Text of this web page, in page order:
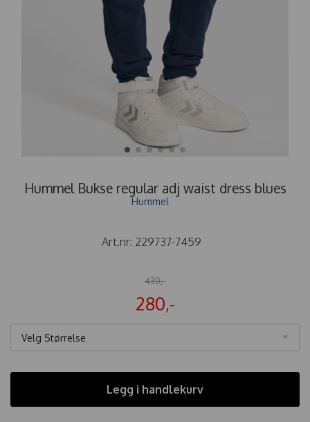
Hummel Bukse regular adj waist dress blues
Hummel
Art.nr: 229737-7459
430,-
280,-
Velg Størrelse
Legg i handlekurv